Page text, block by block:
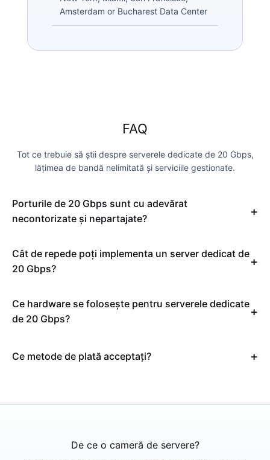
Amsterdam or Bucharest Data Center
FAQ
Tot ce trebuie să știi despre serverele dedicate de 20 Gbps,
lățimea de bandă nelimitată și serviciile gestionate.
Porturile de 20 Gbps sunt cu adevărat
necontorizate și nepartajate?
Cât de repede poți implementa un server dedicat de
20 Gbps?
Ce hardware se folosește pentru serverele dedicate
de 20 Gbps?
Ce metode de plată acceptați?
De ce o cameră de servere?